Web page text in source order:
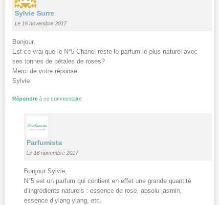
Sylvie Surre
Le 16 novembre 2017
Bonjour,
Est ce vrai que le N°5 Chanel reste le parfum le plus naturel avec
ses tonnes de pétales de roses?
Merci de votre réponse.
Sylvie
Répondre à ce commentaire
Parfumista
Le 16 novembre 2017
Bonjour Sylvie,
N°5 est un parfum qui contient en effet une grande quantité
d’ingrédients naturels : essence de rose, absolu jasmin,
essence d’ylang ylang, etc.